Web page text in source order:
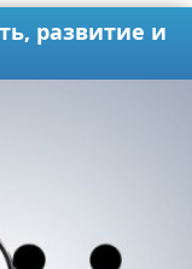
развитие и